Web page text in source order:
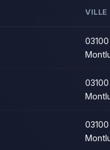
VILLE
03100
03100
03100